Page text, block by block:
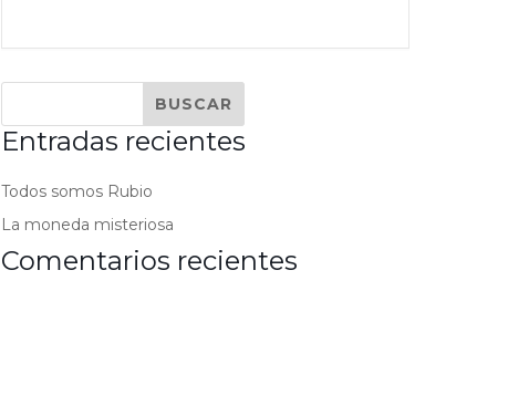
Entradas recientes
Todos somos Rubio
La moneda misteriosa
Comentarios recientes